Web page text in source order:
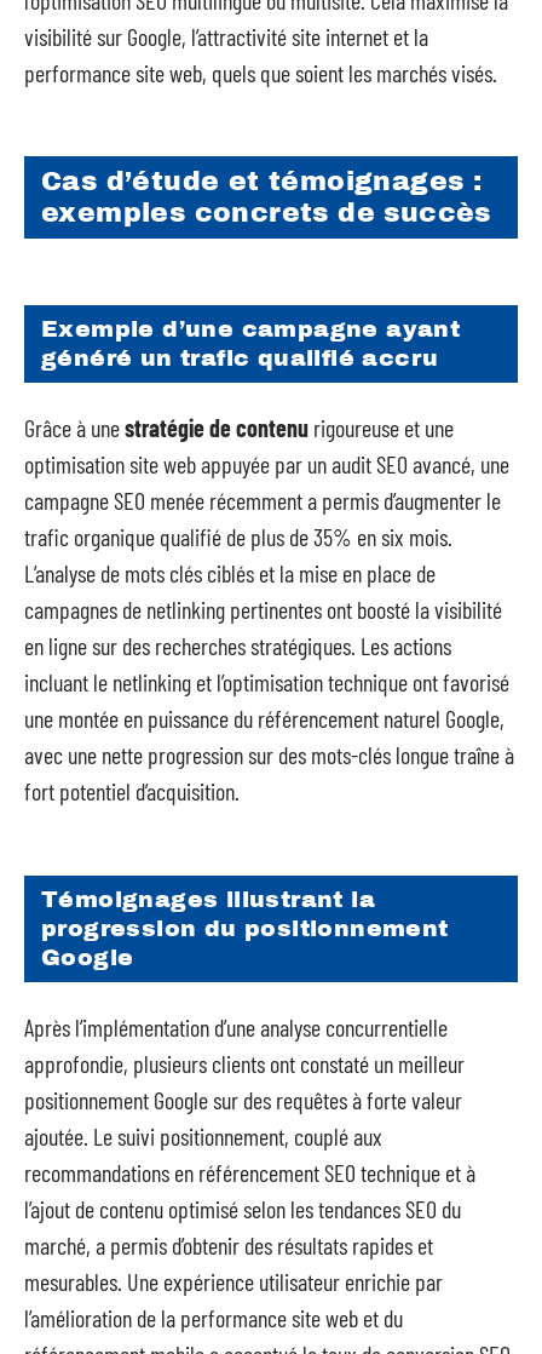
visibilité sur Google, l’attractivité site internet et la
performance site web, quels que soient les marchés visés.
Cas d’étude et témoignages :
exemples concrets de succès
Exemple d’une campagne ayant
généré un trafic qualifié accru
Grâce à unestratégie de contenu rigoureuse et une
optimisation site web appuyée par un audit SEO avancé, une
campagne SEO menée récemment a permis d’augmenter le
trafic organique qualifié de plus de 35% en six mois.
L’analyse de mots clés ciblés et la mise en place de
campagnes de netlinking pertinentes ont boosté la visibilité
en ligne sur des recherches stratégiques. Les actions
incluant le netlinking et l’optimisation technique ont favorisé
une montée en puissance du référencement naturel Google,
avec une nette progression sur des mots-clés longue traîne à
fort potentiel d’acquisition.
Témoignages illustrant la
progression du positionnement
Google
Après l’implémentation d’une analyse concurrentielle
approfondie, plusieurs clients ont constaté un meilleur
positionnement Google sur des requêtes à forte valeur
ajoutée. Le suivi positionnement, couplé aux
recommandations en référencement SEO technique et à
l’ajout de contenu optimisé selon les tendances SEO du
marché, a permis d’obtenir des résultats rapides et
mesurables. Une expérience utilisateur enrichie par
l’amélioration de la performance site web et du